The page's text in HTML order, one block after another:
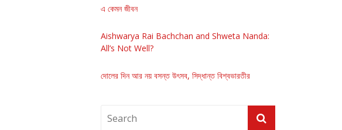
এ কেমন জীবন
Aishwarya Rai Bachchan and Shweta Nanda:
All’s Not Well?
দোলের দিন আর নয় বসন্ত উৎসব, সিদ্ধান্ত বিশ্বভারতীর